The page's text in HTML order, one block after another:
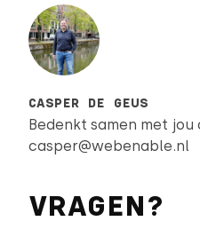
CASPER DE GEUS
Bedenkt samen met
casper@webenable.nl
VRAGEN?